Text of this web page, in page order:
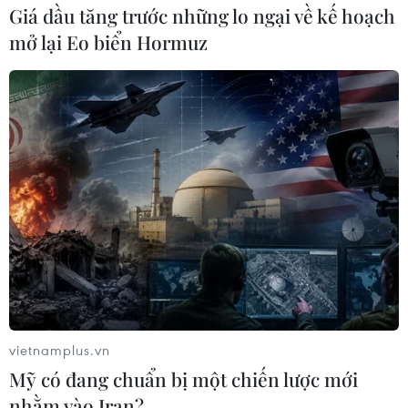
Mỹ-Trung xúc tiến cuộc gặp chuẩn bị cho
vòng đàm phán thương mại mới
17/09/2019 00:45
Các cuộc đàm phán thương mại cấp phó Mỹ-Trung sẽ
mở đường cho cuộc gặp cấp cao giữa Đại diện Thương
mại Mỹ Robert Lighthizer, Bộ trưởng Tài chính Mỹ Steven
Mnuchin với Phó Thủ tướng Lưu Hạc.
Giá dầu tăng trước những lo ngại về kế hoạch
mở lại Eo biển Hormuz
vietnamplus.vn
Mỹ có đang chuẩn bị một chiến lược mới